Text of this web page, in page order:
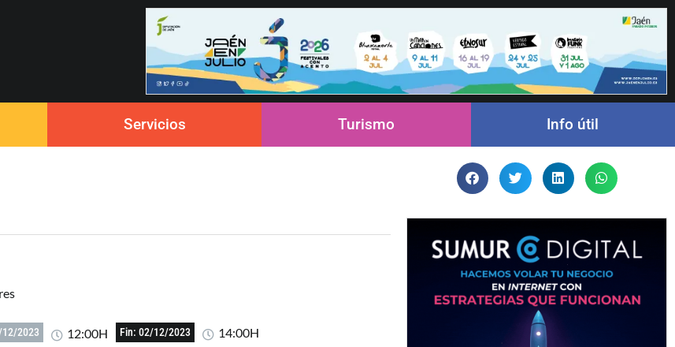
Servicios Turismo Info útil
2023 12:00H Fin: 02/12/2023 14:00H